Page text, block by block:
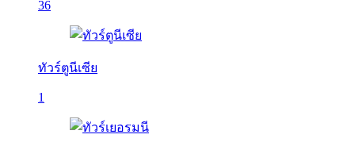
36
ทัวร์ตูนีเซีย
1